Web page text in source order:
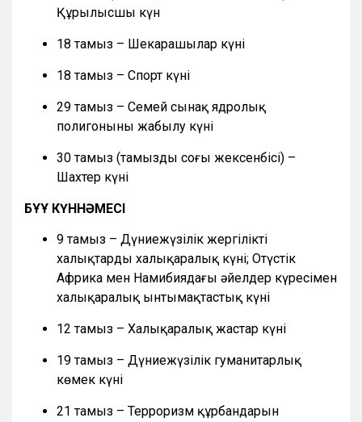
Құрылысшы күн
18 тамыз – Шекарашылар күні
18 тамыз – Спорт күні
29 тамыз – Семей сынақ ядролық
полигонының жабылу күні
30 тамыз (тамыздың соңғы жексенбісі) –
Шахтер күні
БҰҰ КҮННӘМЕСІ
9 тамыз – Дүниежүзілік жергілікті
халықтардың халықаралық күні; Оңтүстік
Африка мен Намибиядағы әйелдер күресімен
халықаралық ынтымақтастық күні
12 тамыз – Халықаралық жастар күні
19 тамыз – Дүниежүзілік гуманитарлық
көмек күні
21 тамыз – Терроризм құрбандарын